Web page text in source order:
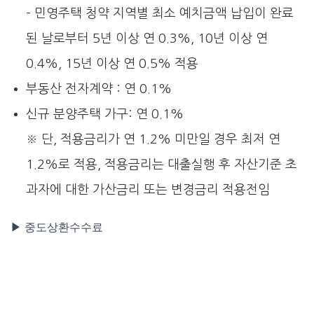
– 민영주택 청약 지역별 최소 예치금액 납입이 완료
된 날로부터 5년 이상 연 0.3%, 10년 이상 연
0.4%, 15년 이상 연 0.5% 적용
부동산 전자계약 : 연 0.1%
신규 분양주택 가구: 연 0.1%
※ 단, 적용금리가 연 1.2% 미만일 경우 최저 연
1.2%로 적용, 적용금리는 대출실행 후 자산기준 초
과자에 대한 가산금리 또는 변경금리 적용전임
▶ 중도상환수수료